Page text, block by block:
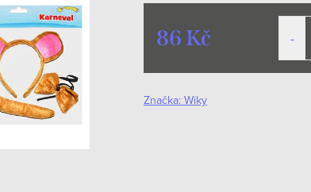
86 Kč
cena:
Značka: Wiky